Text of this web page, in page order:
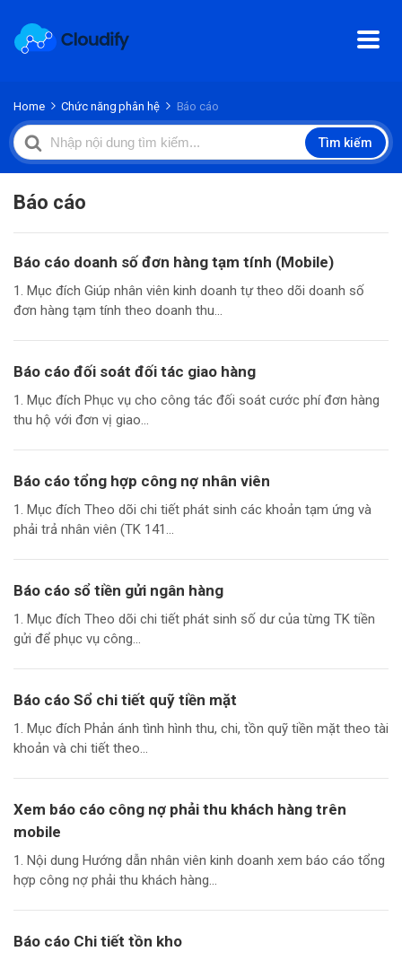
Home Chức năng phân hệ Báo cáo
Search
For
Tìm kiếm
Báo cáo
Báo cáo doanh số đơn hàng tạm tính (Mobile)
1. Mục đích Giúp nhân viên kinh doanh tự theo dõi doanh số
đơn hàng tạm tính theo doanh thu...
Báo cáo đối soát đối tác giao hàng
1. Mục đích Phục vụ cho công tác đối soát cước phí đơn hàng
thu hộ với đơn vị giao...
Báo cáo tổng hợp công nợ nhân viên
1. Mục đích Theo dõi chi tiết phát sinh các khoản tạm ứng và
phải trả nhân viên (TK 141...
Báo cáo sổ tiền gửi ngân hàng
1. Mục đích Theo dõi chi tiết phát sinh số dư của từng TK tiền
gửi để phục vụ công...
Báo cáo Sổ chi tiết quỹ tiền mặt
1. Mục đích Phản ánh tình hình thu, chi, tồn quỹ tiền mặt theo tài
khoản và chi tiết theo...
Xem báo cáo công nợ phải thu khách hàng trên
mobile
1. Nội dung Hướng dẫn nhân viên kinh doanh xem báo cáo tổng
hợp công nợ phải thu khách hàng...
Báo cáo Chi tiết tồn kho